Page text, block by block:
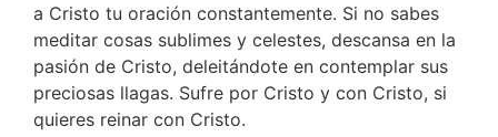
a Cristo tu oración constantemente. Si no sabes
meditar cosas sublimes y celestes, descansa en la
pasión de Cristo, deleitándote en contemplar sus
preciosas llagas. Sufre por Cristo y con Cristo, si
quieres reinar con Cristo.